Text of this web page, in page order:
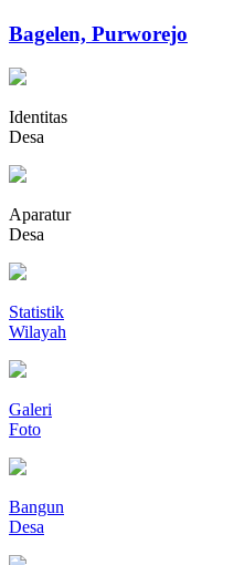
Bagelen, Purworejo
Identitas
Desa
Aparatur
Desa
Statistik
Wilayah
Galeri
Foto
Bangun
Desa